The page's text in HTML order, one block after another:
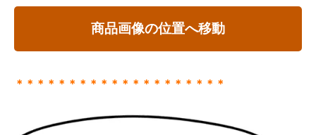
商品画像の位置へ移動
＊＊＊＊＊＊＊＊＊＊＊＊＊＊＊＊＊＊＊＊